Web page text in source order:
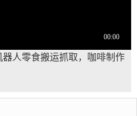
人零食搬运抓取，咖啡制作